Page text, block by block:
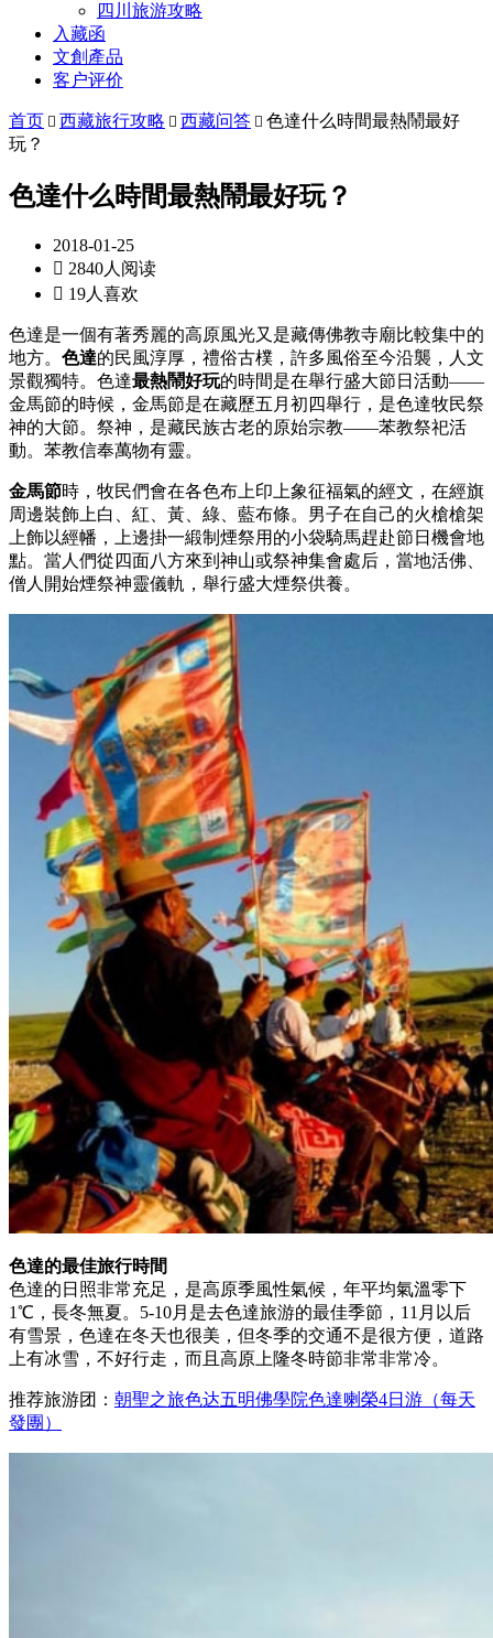
四川旅游攻略
入藏函
文創產品
客户评价
首页  西藏旅行攻略  西藏问答  色達什么時間最熱鬧最好
玩？
色達什么時間最熱鬧最好玩？
2018-01-25
 2840人阅读
 19人喜欢
色達是一個有著秀麗的高原風光又是藏傳佛教寺廟比較集中的
地方。 色達的民風淳厚，禮俗古樸，許多風俗至今沿襲，人文
景觀獨特。色達最熱鬧好玩的時間是在舉行盛大節日活動——
金馬節的時候，金馬節是在藏歷五月初四舉行，是色達牧民祭
神的大節。祭神，是藏民族古老的原始宗教——苯教祭祀活
動。苯教信奉萬物有靈。
金馬節時，牧民們會在各色布上印上象征福氣的經文，在經旗
周邊裝飾上白、紅、黃、綠、藍布條。男子在自己的火槍槍架
上飾以經幡，上邊掛一緞制煙祭用的小袋騎馬趕赴節日機會地
點。當人們從四面八方來到神山或祭神集會處后，當地活佛、
僧人開始煙祭神靈儀軌，舉行盛大煙祭供養。
色達的最佳旅行時間
色達的日照非常充足，是高原季風性氣候，年平均氣溫零下
1℃，長冬無夏。5-10月是去色達旅游的最佳季節，11月以后
有雪景，色達在冬天也很美，但冬季的交通不是很方便，道路
上有冰雪，不好行走，而且高原上隆冬時節非常非常冷。
推荐旅游团： 朝聖之旅色达五明佛學院色達喇榮4日游（每天
發團）